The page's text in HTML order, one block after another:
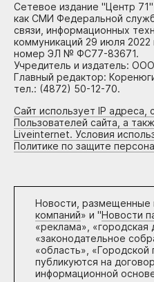
Сетевое издание "Центр
как СМИ Федеральной
связи, информационных
коммуникаций 29 июля 2022
номер ЭЛ № ФС77-83671.
Учредитель и издатель:
Главный редактор:
тел.: (4872) 50-12-70.
Сайт использует IP адреса,
Пользователей сайта, а
Liveinternet. Условия
Политике по защите
Новости, размещенные
компаний» и "Новости
«реклама», «городская
«законодательное
«область», «Городской
публикуются на
информационной